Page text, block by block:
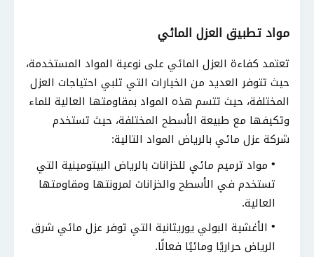
مواد تطبيق العزل المائي
تعتمد كفاءة العزل المائي على نوعية المواد المستخدمة،
حيث تتوفر العديد من الخيارات التي تلبي احتياجات العزل
المختلفة، حيث تتسم هذه المواد بمقاومتها العالية للماء
وتكيفها مع طبيعة الأسطح المختلفة، حيث تستخدم
شركة عزل مائي بالرياض المواد التالية:
مواد ترميم مائي للخزانات بالرياض البيتومينية التي
تستخدم في الأسطح والخزانات لمرونتها ومقاومتها
العالية.
الأغشية البولي يوريثانية التي توفر عزل مائي شرق
الرياض حراريًا ومائيًا فعالًا.